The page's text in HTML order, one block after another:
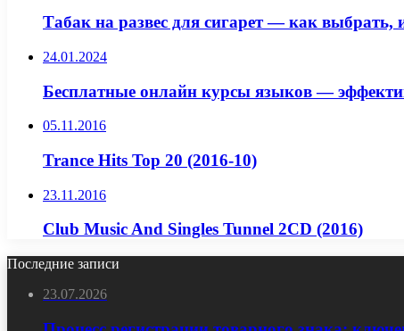
Табак на развес для сигарет — как выбрать,
24.01.2024
Бесплатные онлайн курсы языков —
05.11.2016
Trance Hits Top 20 (2016-10)
23.11.2016
Club Music And Singles Tunnel 2CD (2016)
Последние записи
23.07.2026